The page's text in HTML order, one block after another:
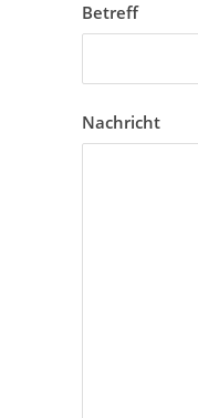
Betreff
Nachricht